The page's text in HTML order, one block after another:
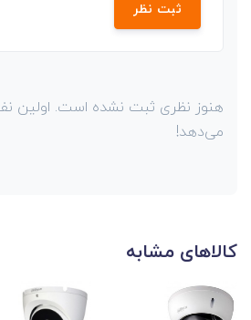
ثبت نظر
هنوز نظری ثبت نشده است. اولین
می‌دهد!
کالاهای مشابه